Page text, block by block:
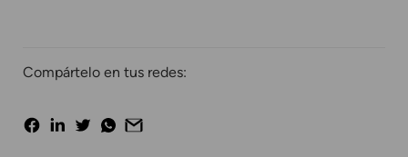
Compártelo en tus redes: